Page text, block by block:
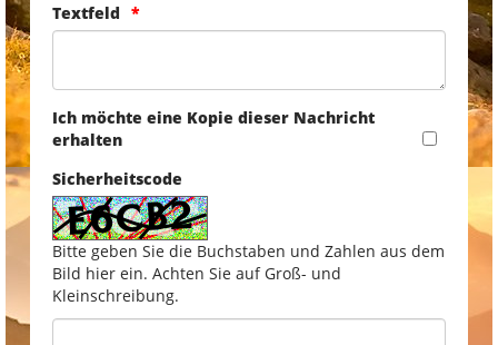
Textfeld
Ich möchte eine Kopie dieser Nachricht
erhalten
Sicherheitscode
Bitte geben Sie die Buchstaben und Zahlen aus dem
Bild hier ein. Achten Sie auf Groß- und
Kleinschreibung.